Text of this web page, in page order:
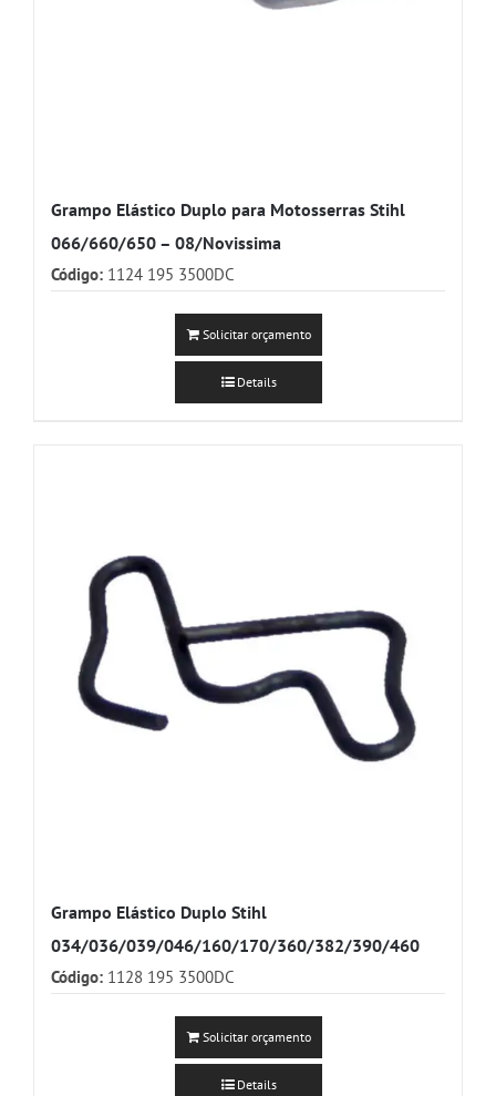
Grampo Elástico Duplo para Motosserras Stihl
066/660/650 – 08/Novissima
Código: 1124 195 3500DC
Solicitar orçamento
Details
Grampo Elástico Duplo Stihl
034/036/039/046/160/170/360/382/390/460
Código: 1128 195 3500DC
Solicitar orçamento
Details